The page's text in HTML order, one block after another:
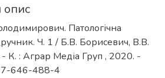
опис
Патологічна
Ч. 1 / Б.В. Борисевич, В.В.
К. : Аграр Медіа Груп , 2020. -
646-488-4